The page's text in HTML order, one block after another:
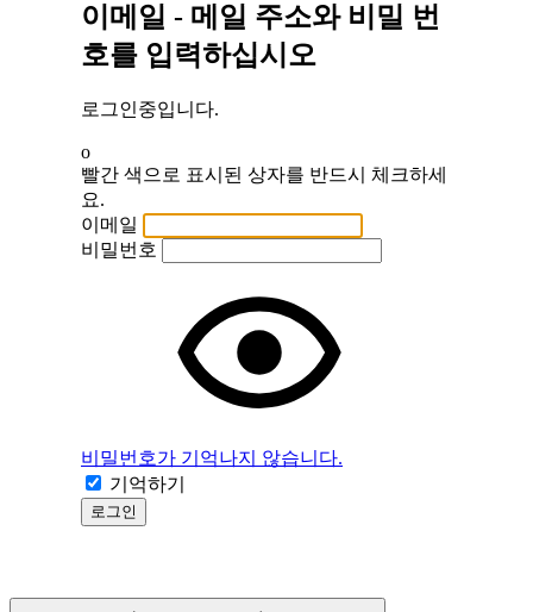
이메일 - 메일 주소와 비밀 번
호를 입력하십시오
로그인중입니다.
o
빨간 색으로 표시된 상자를 반드시 체크하세
요.
이메일
비밀번호
비밀번호가 기억나지 않습니다.
기억하기
로그인